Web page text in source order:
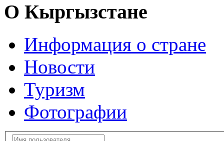
О Кыргызстане
Информация о стране
Новости
Туризм
Фотографии